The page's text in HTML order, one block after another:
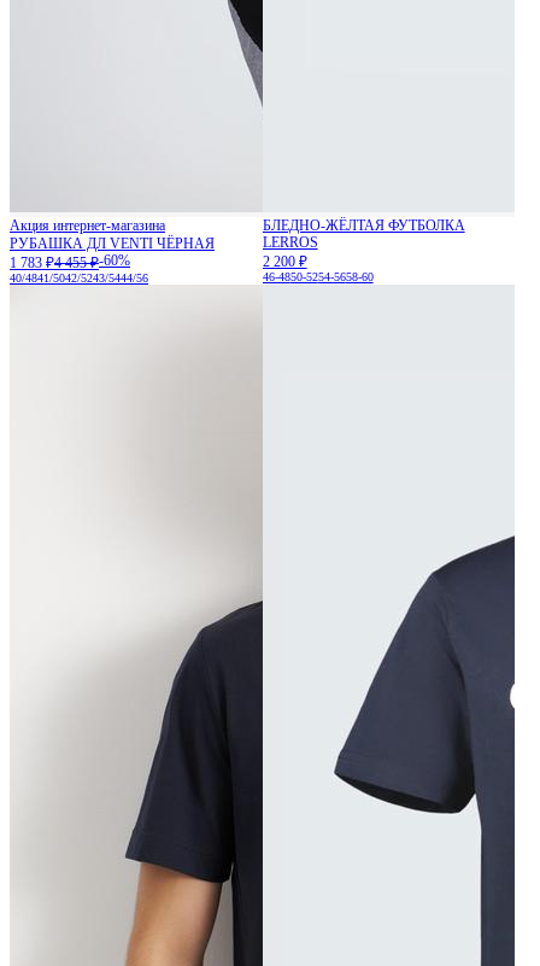
Акция интернет-магазина
РУБАШКА ДЛ VENTI ЧЁРНАЯ
1 783 ₽4 455 ₽-60%
40/4841/5042/5243/5444/56
БЛЕДНО-ЖЁЛТАЯ ФУТБОЛКА
LERROS
2 200 ₽
46-4850-5254-5658-60